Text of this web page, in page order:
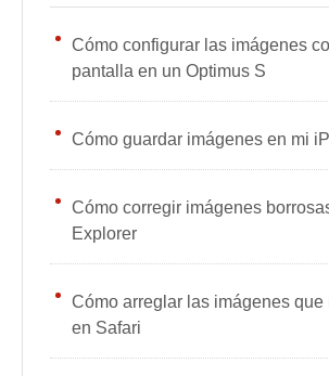
Cómo configurar las imágenes
pantalla en un Optimus S
Cómo guardar imágenes en mi
Cómo corregir imágenes
Explorer
Cómo arreglar las imágenes que
en Safari